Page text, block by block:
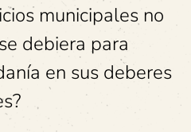
municipales no
debiera para
en sus deberes